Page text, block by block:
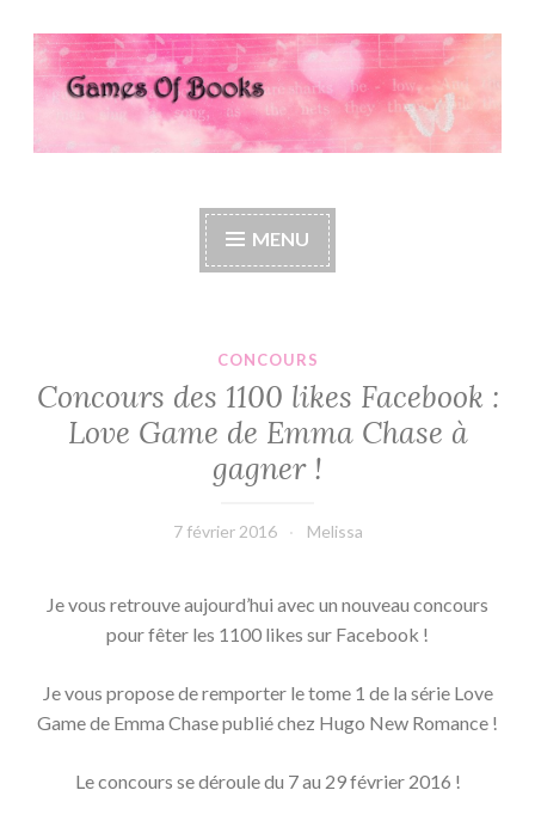
Accéder
au
contenu
Games Of Books
MENU
CONCOURS
Concours des 1100 likes Facebook :
Love Game de Emma Chase à
gagner !
7 février 2016 Melissa
Je vous retrouve aujourd’hui avec un nouveau concours
pour fêter les 1100 likes sur Facebook !
Je vous propose de remporter le tome 1 de la série Love
Game de Emma Chase publié chez Hugo New Romance !
Le concours se déroule du 7 au 29 février 2016 !